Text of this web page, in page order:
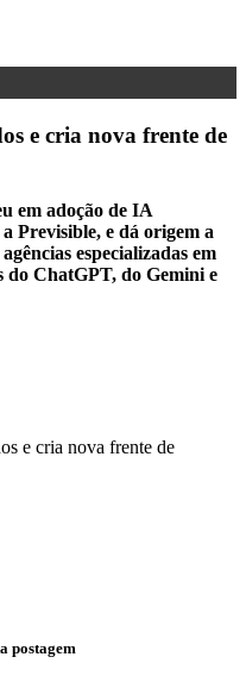
e cria nova frente de
em adoção de IA
Previsible, e dá origem a
especializadas em
do ChatGPT, do Gemini e
postagem